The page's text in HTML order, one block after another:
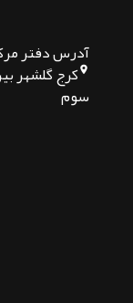
آدرس دفتر
کرج گلشهر
سوم